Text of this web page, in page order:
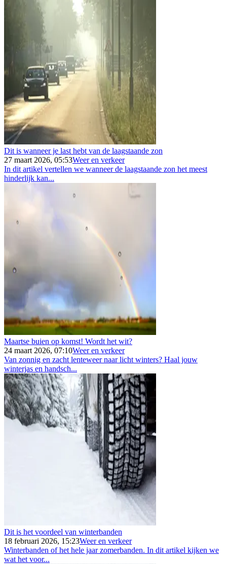
Dit is wanneer je last hebt van de laagstaande zon
27 maart 2026, 05:53Weer en verkeer
In dit artikel vertellen we wanneer de laagstaande zon het meest
hinderlijk kan...
Maartse buien op komst! Wordt het wit?
24 maart 2026, 07:10Weer en verkeer
Van zonnig en zacht lenteweer naar licht winters? Haal jouw
winterjas en handsch...
Dit is het voordeel van winterbanden
18 februari 2026, 15:23Weer en verkeer
Winterbanden of het hele jaar zomerbanden. In dit artikel kijken we
wat het voor...